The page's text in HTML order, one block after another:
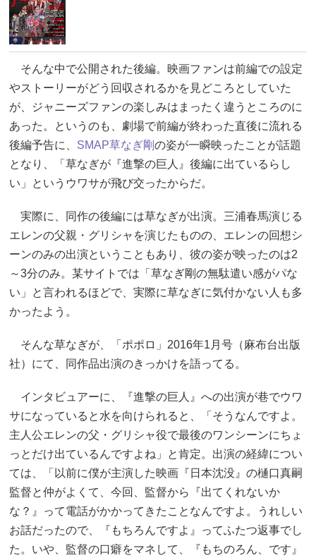
そんな中で公開された後編。映画ファンは前編での設定
やストーリーがどう回収されるかを見どころとしていた
が、ジャニーズファンの楽しみはまったく違うところのに
あった。というのも、劇場で前編が終わった直後に流れる
後編予告に、 SMAP草なぎ剛の姿が一瞬映ったことが話題
となり、「草なぎが『進撃の巨人』後編に出ているらし
い」というウワサが飛び交ったからだ。
実際に、同作の後編には草なぎが出演。三浦春馬演じる
エレンの父親・グリシャを演じたものの、エレンの回想シ
ーンのみの出演ということもあり、彼の姿が映ったのは2
～3分のみ。某サイトでは「草なぎ剛の無駄遣い感がパな
い」と言われるほどで、実際に草なぎに気付かない人も多
かったよう。
そんな草なぎが、「ポポロ」2016年1月号（麻布台出版
社）にて、同作品出演のきっかけを語ってる。
インタビュアーに、『進撃の巨人』への出演が巷でウワ
サになっていると水を向けられると、「そうなんですよ。
主人公エレンの父・グリシャ役で最後のワンシーンにちょ
っとだけ出ているんですよね」と肯定。出演の経緯につい
ては、「以前に僕が主演した映画『日本沈没』の樋口真嗣
監督と仲がよくて、今回、監督から『出てくれないか
な？』って電話がかかってきたことなんですよ。うれしい
お話だったので、『もちろんですよ』ってふたつ返事でし
た。いや、監督の口癖をマネして、『もちのろん、です』